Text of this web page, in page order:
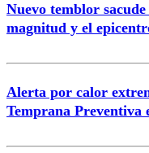
Nuevo temblor
magnitud y el
Alerta por calor
Temprana Preventiva